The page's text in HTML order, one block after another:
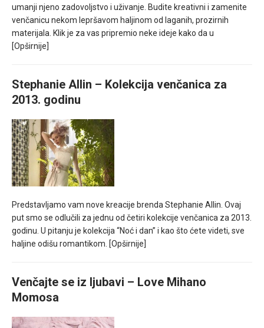
umanji njeno zadovoljstvo i uživanje. Budite kreativni i zamenite
venčanicu nekom lepršavom haljinom od laganih, prozirnih
materijala. Klik je za vas pripremio neke ideje kako da u
[Opširnije]
Stephanie Allin – Kolekcija venčanica za
2013. godinu
Predstavljamo vam nove kreacije brenda Stephanie Allin. Ovaj
put smo se odlučili za jednu od četiri kolekcije venčanica za 2013.
godinu. U pitanju je kolekcija “Noć i dan” i kao što ćete videti, sve
haljine odišu romantikom. [Opširnije]
Venčajte se iz ljubavi – Love Mihano
Momosa